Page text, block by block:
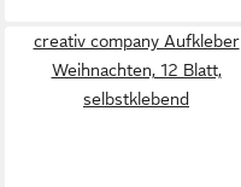
creativ company Aufkleber
Weihnachten, 12 Blatt,
selbstklebend